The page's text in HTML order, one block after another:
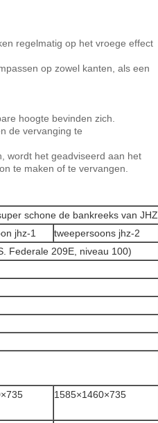
regelmatig op het vroege effect
op zowel kanten, als een
hoogte bevinden zich.
de vervanging te
wordt het geadviseerd aan het
te maken of te vervangen.
schone de bankreeks van JHZ
jhz-1
tweepersoons jhz-2
Federale 209E, niveau 100)
1585×1460×735